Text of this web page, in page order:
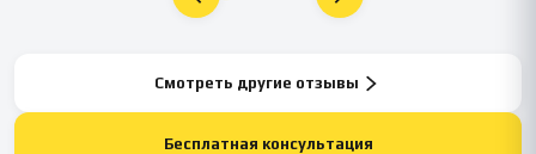
Смотреть другие отзывы
Бесплатная консультация